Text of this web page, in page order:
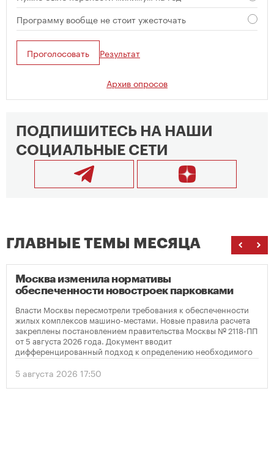
Программу вообще не стоит ужесточать
Проголосовать Результат
Архив опросов
ПОДПИШИТЕСЬ НА НАШИ
СОЦИАЛЬНЫЕ СЕТИ
ГЛАВНЫЕ ТЕМЫ МЕСЯЦА
Москва изменила нормативы
обеспеченности новостроек парковками
Власти Москвы пересмотрели требования к обеспеченности
жилых комплексов машино-местами. Новые правила расчета
закреплены постановлением правительства Москвы № 2118-ПП
от 5 августа 2026 года. Документ вводит
дифференцированный подход к определению необходимого
количества парковок в зависимости от площади квартир и
устанавливает переходный период для уже согласованных
проектов.
5 августа 2026 17:50